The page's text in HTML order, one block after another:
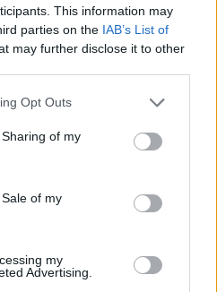
This information may
parties on the IAB’s List of
may further disclose it to other
Opt Outs
of my
of my
my
Advertising.
(Ponta)